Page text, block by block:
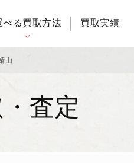
べる買取方法 買取実績
山
査定